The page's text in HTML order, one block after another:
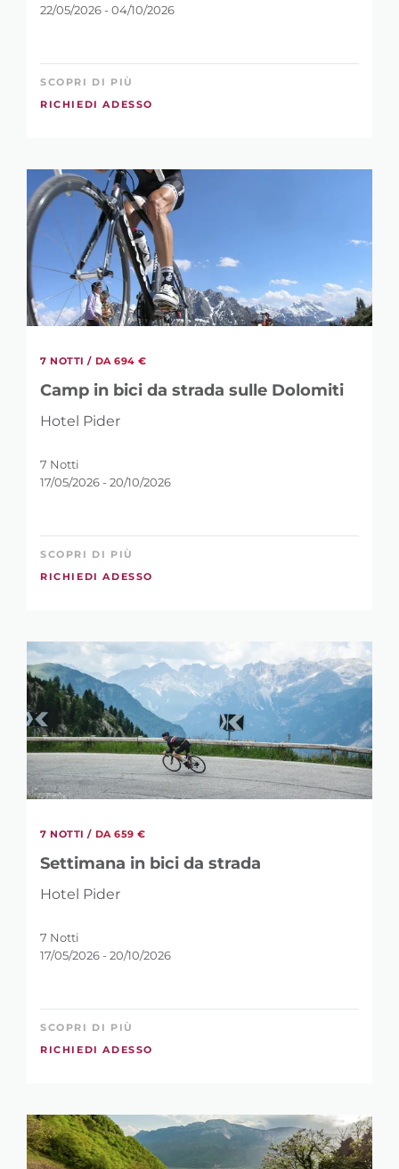
RICERCA?
22/05/2026 - 04/10/2026
SCOPRI DI PIÙ
RICHIEDI ADESSO
7 NOTTI / DA 694 €
Camp in bici da strada sulle Dolomiti
Hotel Pider
7 Notti
17/05/2026 - 20/10/2026
SCOPRI DI PIÙ
RICHIEDI ADESSO
7 NOTTI / DA 659 €
Settimana in bici da strada
Hotel Pider
7 Notti
17/05/2026 - 20/10/2026
SCOPRI DI PIÙ
RICHIEDI ADESSO